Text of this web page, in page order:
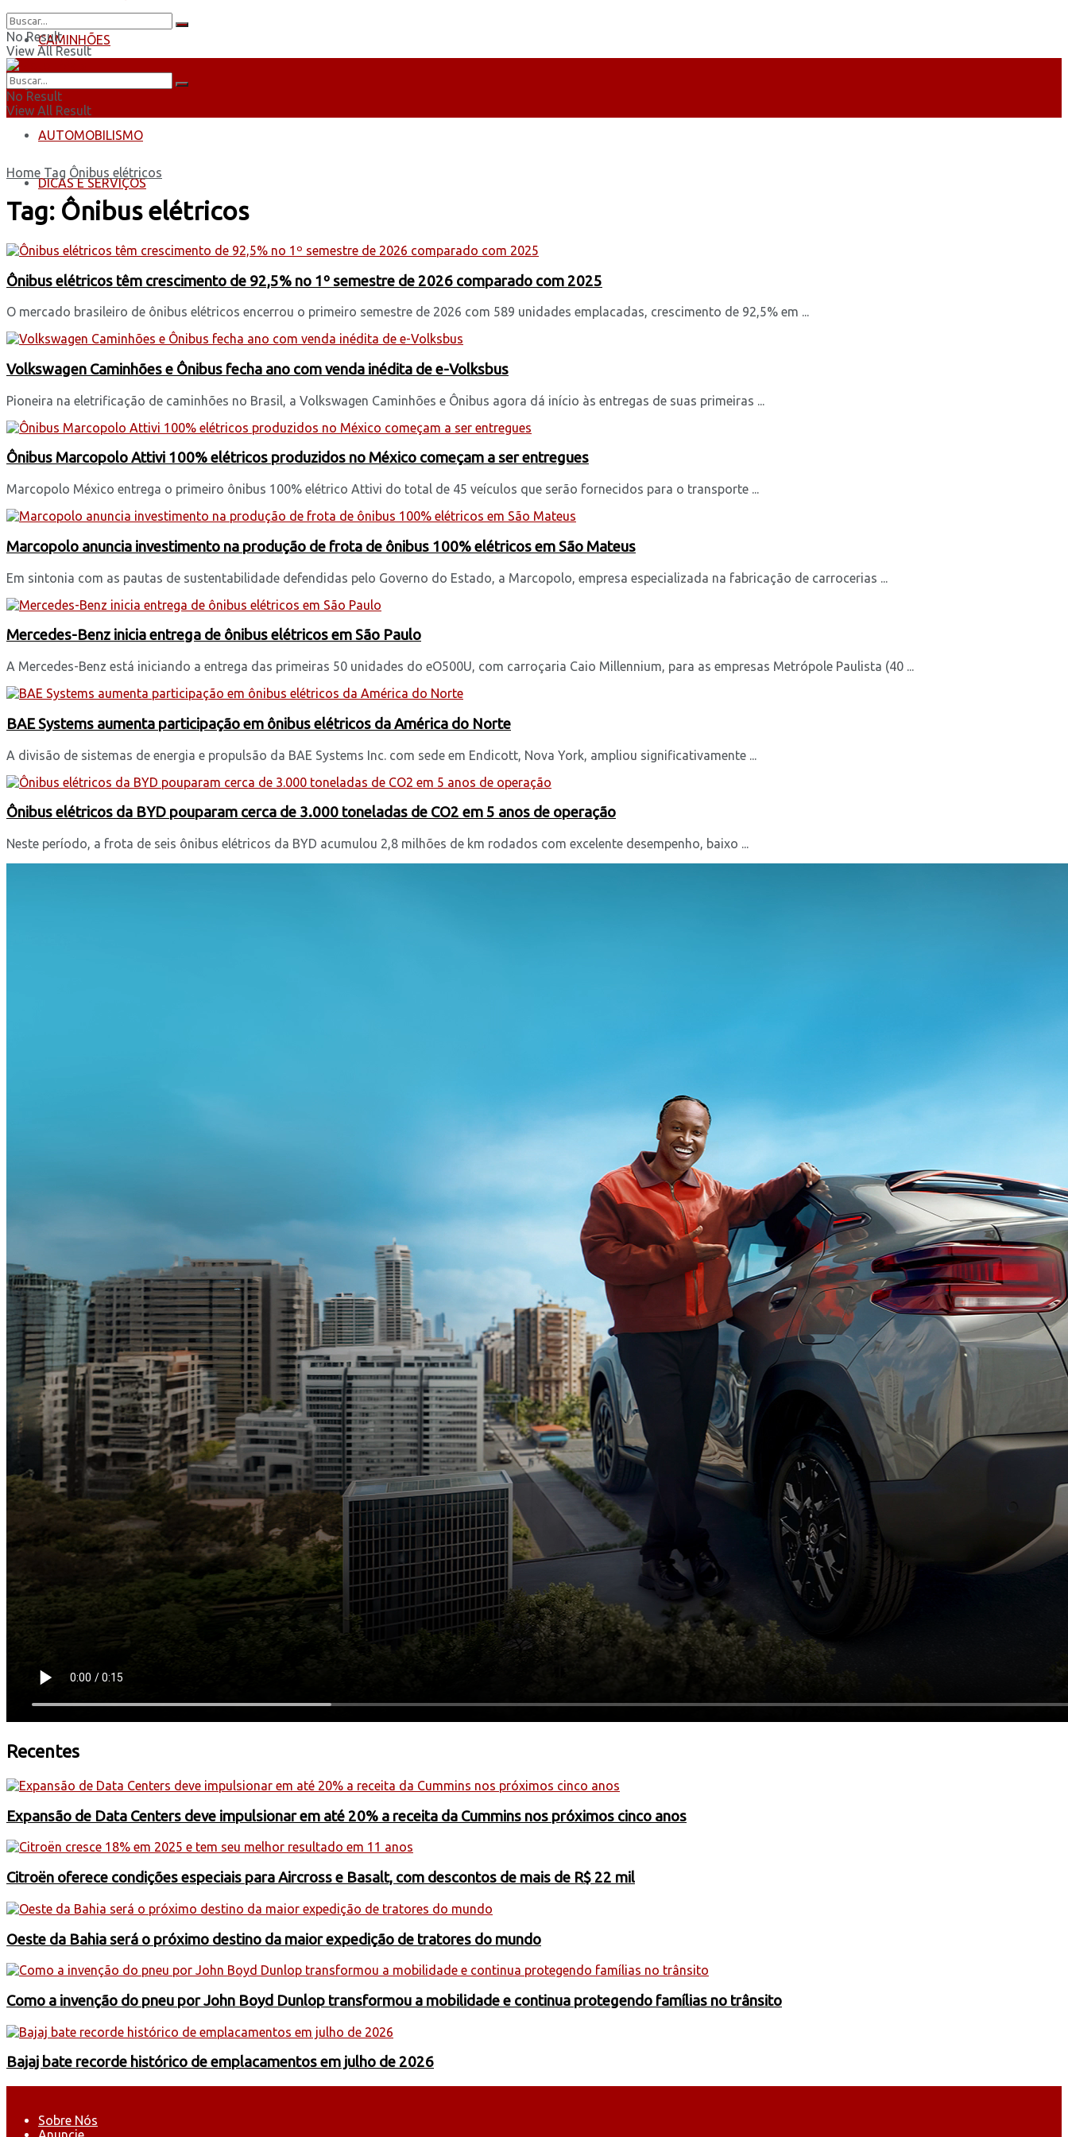
CAMINHÕES
ÔNIBUS
AUTOMOBILISMO
DICAS E SERVIÇOS
No Result
View All Result
No Result
View All Result
Home Tag Ônibus elétricos
Tag: Ônibus elétricos
Ônibus elétricos têm crescimento de 92,5% no 1º semestre de 2026 comparado com 2025
O mercado brasileiro de ônibus elétricos encerrou o primeiro semestre de 2026 com 589 unidades emplacadas, crescimento de 92,5% em ...
Volkswagen Caminhões e Ônibus fecha ano com venda inédita de e-Volksbus
Pioneira na eletrificação de caminhões no Brasil, a Volkswagen Caminhões e Ônibus agora dá início às entregas de suas primeiras ...
Ônibus Marcopolo Attivi 100% elétricos produzidos no México começam a ser entregues
Marcopolo México entrega o primeiro ônibus 100% elétrico Attivi do total de 45 veículos que serão fornecidos para o transporte ...
Marcopolo anuncia investimento na produção de frota de ônibus 100% elétricos em São Mateus
Em sintonia com as pautas de sustentabilidade defendidas pelo Governo do Estado, a Marcopolo, empresa especializada na fabricação de carrocerias ...
Mercedes-Benz inicia entrega de ônibus elétricos em São Paulo
A Mercedes-Benz está iniciando a entrega das primeiras 50 unidades do eO500U, com carroçaria Caio Millennium, para as empresas Metrópole Paulista (40 ...
BAE Systems aumenta participação em ônibus elétricos da América do Norte
A divisão de sistemas de energia e propulsão da BAE Systems Inc. com sede em Endicott, Nova York, ampliou significativamente ...
Ônibus elétricos da BYD pouparam cerca de 3.000 toneladas de CO2 em 5 anos de operação
Neste período, a frota de seis ônibus elétricos da BYD acumulou 2,8 milhões de km rodados com excelente desempenho, baixo ...
Recentes
Expansão de Data Centers deve impulsionar em até 20% a receita da Cummins nos próximos cinco anos
Citroën oferece condições especiais para Aircross e Basalt, com descontos de mais de R$ 22 mil
Oeste da Bahia será o próximo destino da maior expedição de tratores do mundo
Como a invenção do pneu por John Boyd Dunlop transformou a mobilidade e continua protegendo famílias no trânsito
Bajaj bate recorde histórico de emplacamentos em julho de 2026
Sobre Nós